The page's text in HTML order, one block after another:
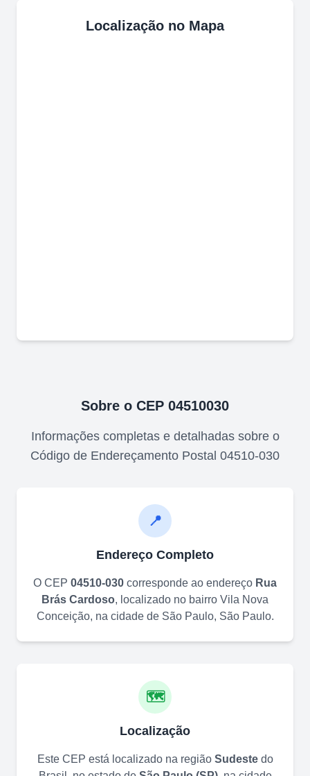
Localização no Mapa
Sobre o CEP 04510030
Informações completas e detalhadas sobre o
Código de Endereçamento Postal 04510-030
📍
Endereço Completo
O CEP 04510-030 corresponde ao endereço Rua
Brás Cardoso, localizado no bairro Vila Nova
Conceição, na cidade de São Paulo, São Paulo.
🗺️
Localização
Este CEP está localizado na região Sudestedo